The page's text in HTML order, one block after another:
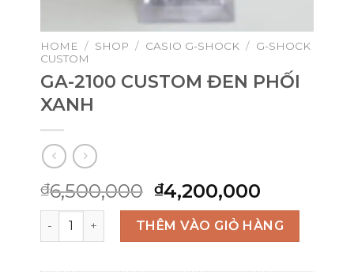
HOME / SHOP / CASIO G-SHOCK / G-SHOCK
CUSTOM
GA-2100 CUSTOM ĐEN PHỐI
XANH
₫6,500,000 Original
price
was:
₫6,500,000.
₫4,200,000
price
is:
GA-2100 CUSTOM ĐEN PHỐI XANH quantity
THÊM VÀO GIỎ HÀNG